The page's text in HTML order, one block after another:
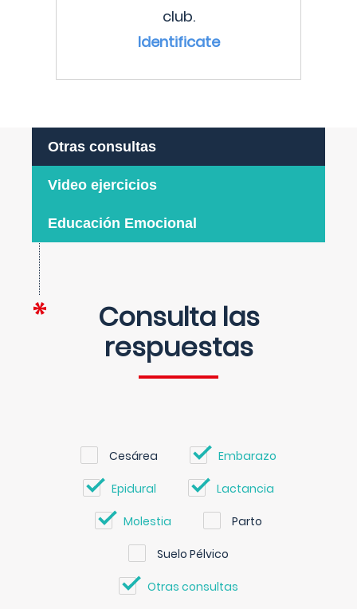
club.
Identificate
Otras consultas
Video ejercicios
Educación Emocional
Consulta las
respuestas
Cesárea Embarazo
Epidural Lactancia
Molestia Parto
Suelo Pélvico
Otras consultas